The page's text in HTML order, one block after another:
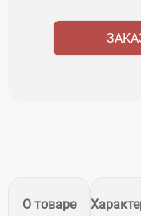
О товаре